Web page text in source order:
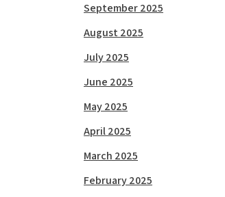
September 2025
August 2025
July 2025
June 2025
May 2025
April 2025
March 2025
February 2025